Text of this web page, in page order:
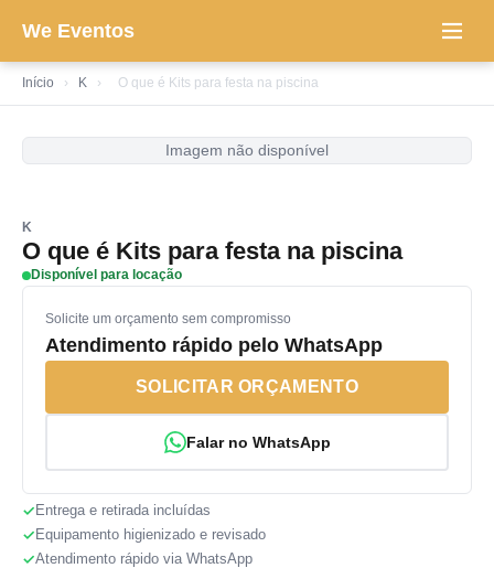
We Eventos
Início › K › O que é Kits para festa na piscina
Imagem não disponível
K
O que é Kits para festa na piscina
Disponível para locação
Solicite um orçamento sem compromisso
Atendimento rápido pelo WhatsApp
SOLICITAR ORÇAMENTO
Falar no WhatsApp
Entrega e retirada incluídas
Equipamento higienizado e revisado
Atendimento rápido via WhatsApp